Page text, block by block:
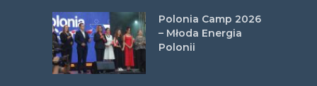
Polonia Camp 2026
– Młoda Energia
Polonii